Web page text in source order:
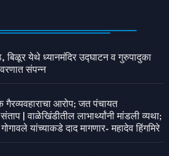
बिळूर येथे ध्यानमंदिर उद्घाटन व गुरुपादुका
संपन्न
गैरव्यवहाराचा आरोप; जत पंचायत
| वाळेखिंडीतील लाभार्थ्यांनी मांडली व्यथा;
यांच्याकडे दाद मागणार- महादेव हिंगमिरे